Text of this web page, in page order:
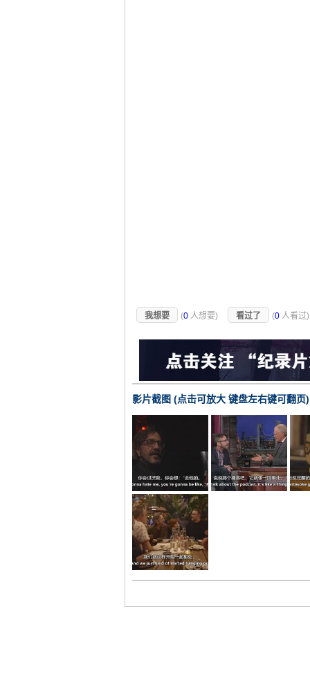
我想要 (0 人想要) 看过了 (0 人看过
影片截图 (点击可放大 键盘左右键可翻页)